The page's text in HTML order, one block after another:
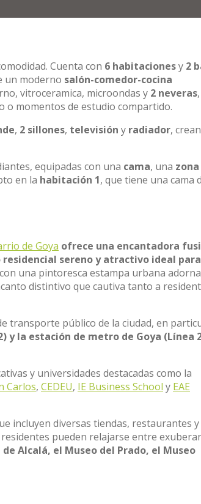
Cuenta con 6 habitacionesy 2
un moderno salón-comedor-cocina
vitroceramica, microondas y 2 neveras,
o momentos de estudio compartido.
, 2 sillones, televisión y radiador,
equipadas con una cama, una
en la habitación 1, que tiene una cama
de Goya ofrece una encantadora
sereno y atractivo ideal para
una pintoresca estampa urbana
distintivo que cautiva tanto a
transporte público de la ciudad, en
y la estación de metro de Goya (Línea
y universidades destacadas como la
Carlos, CEDEU, IE Business School y EAE
incluyen diversas tiendas, restaurantes y
pueden relajarse entre
Alcalá, el Museo del Prado, el Museo